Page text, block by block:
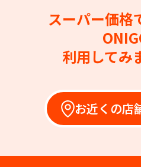
スーパー価格
利用してみ
お近くの店